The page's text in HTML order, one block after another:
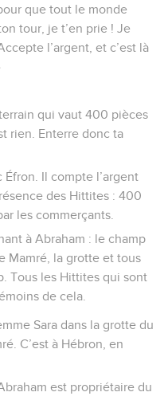
que tout le monde
tour, je t’en prie ! Je
l’argent, et c’est là
qui vaut 400 pièces
rien. Enterre donc ta
Éfron. Il compte l’argent
des Hittites : 400
les commerçants.
à Abraham : le champ
Mamré, la grotte et tous
Tous les Hittites qui sont
de cela.
Sara dans la grotte du
C’est à Hébron, en
est propriétaire du